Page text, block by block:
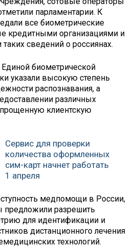
парламентарии. К
все биометрические
кредитными организациями и
сведений о россиянах.
биометрической
указали высокую степень
распознавания, а
различных
клиентскую
Сервис для проверки
количества оформленных
сим-карт начнет работать
1 апреля
медпомощи в России,
предложили разрешить
для идентификации и
дистанционного лечения
технологий.